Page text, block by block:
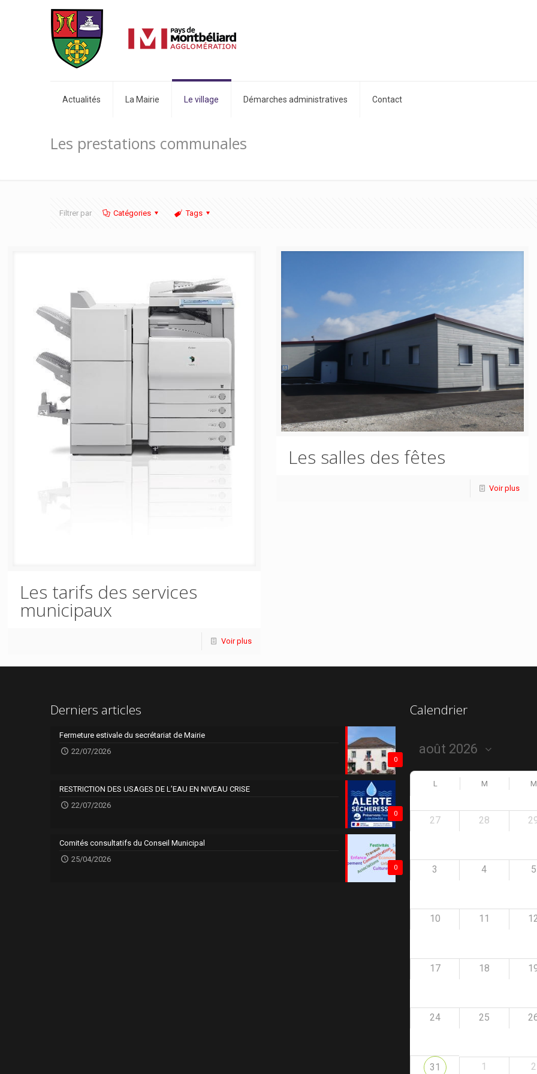
Actualités La Mairie Le village Démarches administratives Contact
Les prestations communales
Filtrer par Catégories Tags
Les tarifs des services
municipaux
Voir plus
Les salles des fêtes
Voir plus
Derniers articles
0
Fermeture estivale du secrétariat de Mairie
22/07/2026
0
RESTRICTION DES USAGES DE L’EAU EN NIVEAU CRISE
22/07/2026
0
Comités consultatifs du Conseil Municipal
25/04/2026
Calendrier
L M M
27 28
3 4 5
10 11
17 18
24 25
31 1 2